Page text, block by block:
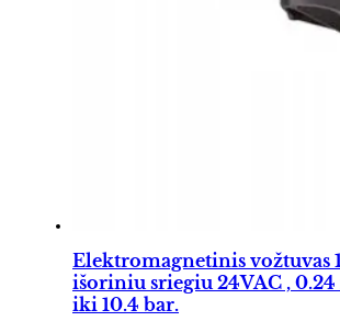
Elektromagnetinis vožtuvas
išoriniu sriegiu 24VAC ,
iki 10.4 bar.